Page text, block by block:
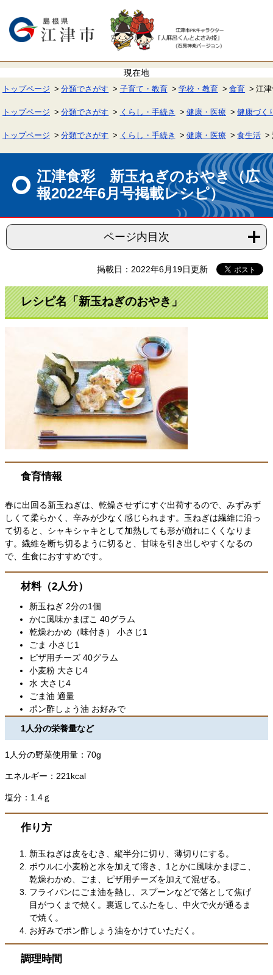
で
ば
本
へ
トップページ 分類でさがす 子育て・教育 学校・教育 食育 江
トップページ 分類でさがす くらし・手続き 健康・医療 健康づく
トップページ 分類でさがす くらし・手続き 健康・医療 食生活
江津食彩 新玉ねぎのおやき（広
報2022年6月号掲載レシピ）
ページ内目次
掲載日：2022年6月19日更新
レシピ名「新玉ねぎのおやき」
食育情報
春に出回る新玉ねぎは、乾燥させずにすぐ出荷するので、みずみず
しくて柔らかく、辛みが少なく感じられます。玉ねぎは繊維に沿っ
て切ると、シャキシャキとして加熱しても形が崩れにくくなりま
す。繊維を断ち切るように切ると、甘味を引き出しやすくなるの
で、生食におすすめです。
材料（2人分）
新玉ねぎ 2分の1個
かに風味かまぼこ 40グラム
乾燥わかめ（味付き） 小さじ1
ごま 小さじ1
ピザ用チーズ 40グラム
小麦粉 大さじ4
水 大さじ4
ごま油 適量
ポン酢しょう油 お好みで
1人分の栄養量など
1人分の野菜使用量：70g
エネルギー：221kcal
塩分：1.4ｇ
作り方
新玉ねぎは皮をむき、縦半分に切り、薄切りにする。
ボウルに小麦粉と水を加えて溶き、1とかに風味かまぼこ、
乾燥わかめ、ごま、ピザ用チーズを加えて混ぜる。
フライパンにごま油を熱し、スプーンなどで落として焦げ
目がつくまで焼く。裏返してふたをし、中火で火が通るま
で焼く。
お好みでポン酢しょう油をかけていただく。
調理時間